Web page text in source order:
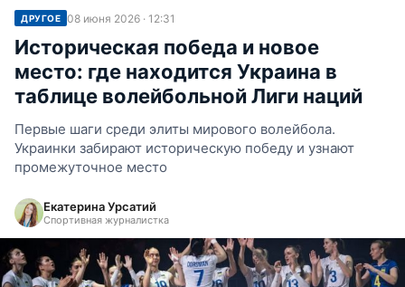
ДРУГОЕ 08 июня 2026 · 12:31
Историческая победа и новое
место: где находится Украина в
таблице волейбольной Лиги наций
Первые шаги среди элиты мирового волейбола.
Украинки забирают историческую победу и узнают
промежуточное место
Екатерина Урсатий
Спортивная журналистка